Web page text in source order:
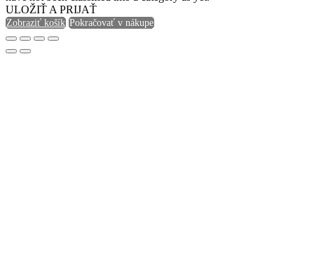
ULOŽIŤ A PRIJAŤ
Zobraziť košík Pokračovať v nákupe